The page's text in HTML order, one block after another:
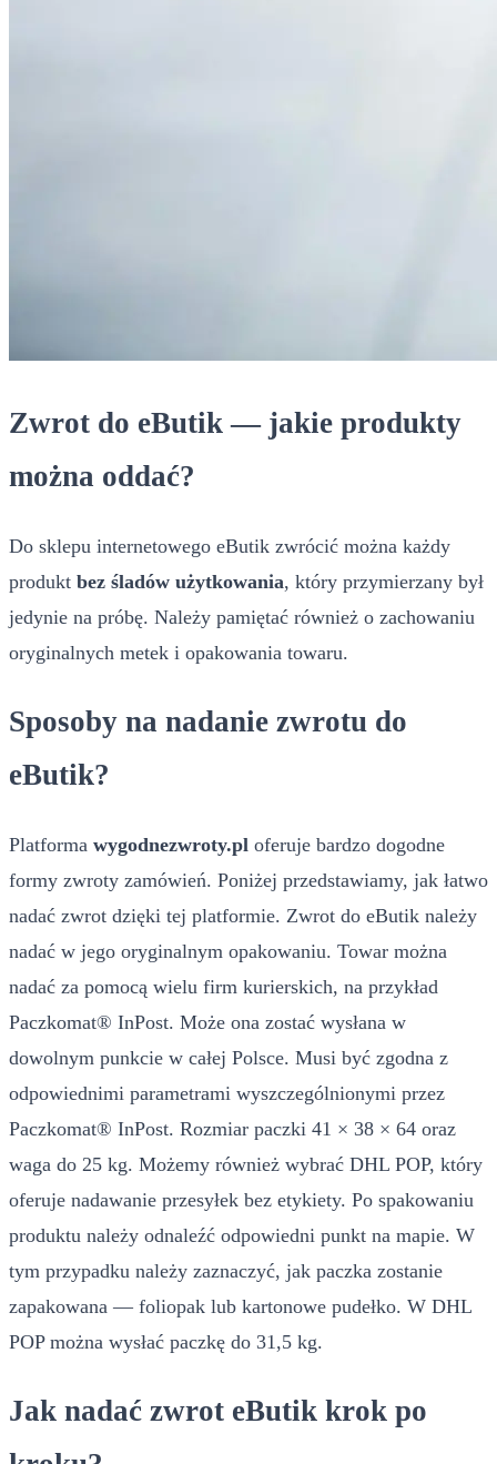
Zwrot do eButik — jakie produkty
można oddać?
Do sklepu internetowego eButik zwrócić można każdy
produkt bez śladów użytkowania, który przymierzany był
jedynie na próbę. Należy pamiętać również o zachowaniu
oryginalnych metek i opakowania towaru.
Sposoby na nadanie zwrotu do
eButik?
Platforma wygodnezwroty.pl oferuje bardzo dogodne
formy zwroty zamówień. Poniżej przedstawiamy, jak łatwo
nadać zwrot dzięki tej platformie. Zwrot do eButik należy
nadać w jego oryginalnym opakowaniu. Towar można
nadać za pomocą wielu firm kurierskich, na przykład
Paczkomat® InPost. Może ona zostać wysłana w
dowolnym punkcie w całej Polsce. Musi być zgodna z
odpowiednimi parametrami wyszczególnionymi przez
Paczkomat® InPost. Rozmiar paczki 41 × 38 × 64 oraz
waga do 25 kg. Możemy również wybrać DHL POP, który
oferuje nadawanie przesyłek bez etykiety. Po spakowaniu
produktu należy odnaleźć odpowiedni punkt na mapie. W
tym przypadku należy zaznaczyć, jak paczka zostanie
zapakowana — foliopak lub kartonowe pudełko. W DHL
POP można wysłać paczkę do 31,5 kg.
Jak nadać zwrot eButik krok po